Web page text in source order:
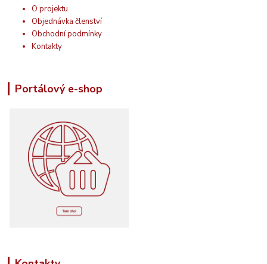
O projektu
Objednávka členství
Obchodní podmínky
Kontakty
Portálový e-shop